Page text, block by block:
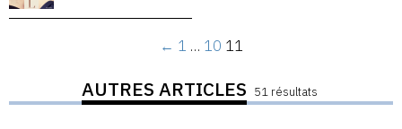
← 1 … 10 11
AUTRES ARTICLES 51 résultats